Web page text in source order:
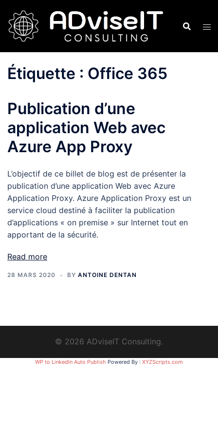
contenu
Étiquette : Office 365
Publication d’une
application Web avec
Azure App Proxy
L’objectif de ce billet de blog est de présenter la
publication d’une application Web avec Azure
Application Proxy. Azure Application Proxy est un
service cloud destiné à faciliter la publication
d’applications « on premise » sur Internet tout en
apportant de la sécurité.
Read more
28 MARS 2020 BY ANTOINE DENTAN
© 2026 ADviseIT Consulting.
WP to LinkedIn Auto Publish Powered By : XYZScripts.com